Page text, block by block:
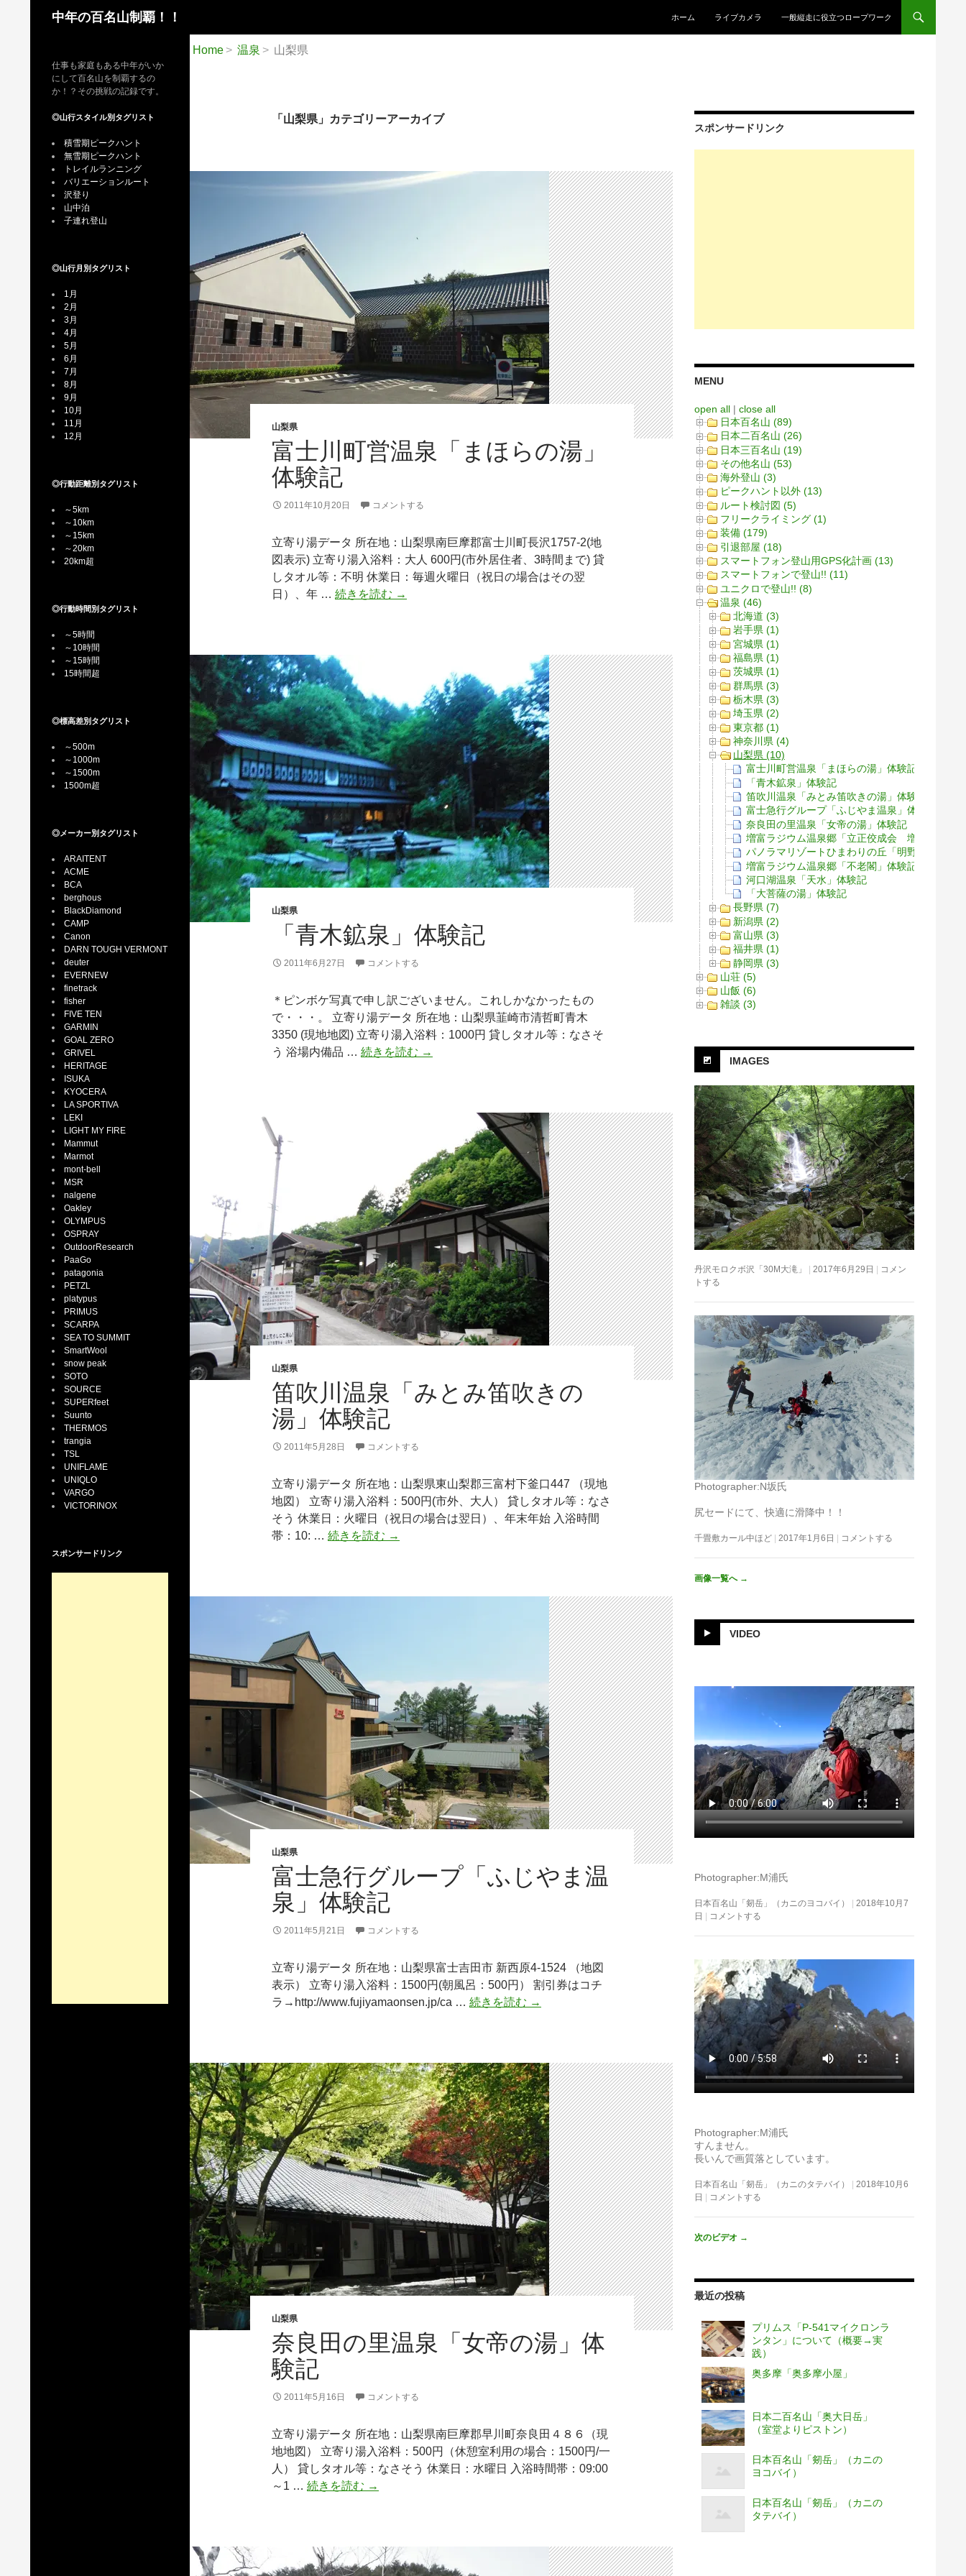
中年の百名山制覇！！
ホーム
ライブカメラ 一般縦走に役立つロープワーク
Home 温泉 山梨県
「山梨県」カテゴリーアーカイブ
山梨県
富士川町営温泉「まほらの湯」
体験記
2011年10月20日 コメントする
立寄り湯データ 所在地：山梨県南巨摩郡富士川町長沢1757-2(地
図表示) 立寄り湯入浴料：大人 600円(市外居住者、3時間まで) 貸
しタオル等：不明 休業日：毎週火曜日（祝日の場合はその翌
日）、年 … 続きを読む 富
「ま
ほ
ら
の
湯」
体
験
記
→
山梨県
「青木鉱泉」体験記
2011年6月27日 コメントする
＊ピンボケ写真で申し訳ございません。これしかなかったもの
で・・・。 立寄り湯データ 所在地：山梨県韮崎市清哲町青木
3350 (現地地図) 立寄り湯入浴料：1000円 貸しタオル等：なさそ
う 浴場内備品 … 続きを読む 「青
→
山梨県
笛吹川温泉「みとみ笛吹きの
湯」体験記
2011年5月28日 コメントする
立寄り湯データ 所在地：山梨県東山梨郡三富村下釜口447 （現地
地図） 立寄り湯入浴料：500円(市外、大人） 貸しタオル等：なさ
そう 休業日：火曜日（祝日の場合は翌日）、年末年始 入浴時間
帯：10: … 続きを読む 笛
き
の
湯」
体
験
記
→
山梨県
富士急行グループ「ふじやま温
泉」体験記
2011年5月21日 コメントする
立寄り湯データ 所在地：山梨県富士吉田市 新西原4-1524 （地図
表示） 立寄り湯入浴料：1500円(朝風呂：500円） 割引券はコチ
ラ→http://www.fujiyamaonsen.jp/ca … 続きを読む 富
グ
ル
ー
プ
「ふ
じ
や
ま
温
泉」
体
験
記
→
山梨県
奈良田の里温泉「女帝の湯」体
験記
2011年5月16日 コメントする
立寄り湯データ 所在地：山梨県南巨摩郡早川町奈良田４８６（現
地地図） 立寄り湯入浴料：500円（休憩室利用の場合：1500円/一
人） 貸しタオル等：なさそう 休業日：水曜日 入浴時間帯：09:00
～1 … 続きを読む 奈
里
温
→
スポンサードリンク
MENU
open all | close all
日本百名山 (89)
日本二百名山 (26)
日本三百名山 (19)
その他名山 (53)
海外登山 (3)
ピークハント以外 (13)
ルート検討図 (5)
フリークライミング (1)
装備 (179)
引退部屋 (18)
スマートフォン登山用GPS化計画 (13)
スマートフォンで登山!! (11)
ユニクロで登山!! (8)
温泉 (46)
北海道 (3)
岩手県 (1)
宮城県 (1)
福島県 (1)
茨城県 (1)
群馬県 (3)
栃木県 (3)
埼玉県 (2)
東京都 (1)
神奈川県 (4)
山梨県 (10)
富士川町営温泉「まほらの湯」体験記
「青木鉱泉」体験記
笛吹川温泉「みとみ笛吹きの湯」体験記
富士急行グループ「ふじやま温泉」体験記
奈良田の里温泉「女帝の湯」体験記
増富ラジウム温泉郷「立正佼成会 増富佼成寮
パノラマリゾートひまわりの丘「明野温泉 太
増富ラジウム温泉郷「不老閣」体験記
河口湖温泉「天水」体験記
「大菩薩の湯」体験記
長野県 (7)
新潟県 (2)
富山県 (3)
福井県 (1)
静岡県 (3)
山荘 (5)
山飯 (6)
雑談 (3)
IMAGES
丹沢モロクボ沢「30M大滝」 2017年6月29日
コメン
トする
Photographer:N坂氏
尻セードにて、快適に滑降中！！
千畳敷カール中ほど 2017年1月6日 コメントする
画像一覧へ →
VIDEO
Photographer:M浦氏
日本百名山「剱岳」（カニのヨコバイ）
2018年10月7
日
コメントする
Photographer:M浦氏
すんません。
長いんで画質落としています。
日本百名山「剱岳」（カニのタテバイ）
2018年10月6
日
コメントする
次のビデオ →
最近の投稿
プリムス「P-541マイクロンラ
ンタン」について（概要→実
践）
奥多摩「奥多摩小屋」
日本二百名山「奥大日岳」
（室堂よりピストン）
日本百名山「剱岳」（カニの
ヨコバイ）
日本百名山「剱岳」（カニの
タテバイ）
仕事も家庭もある中年がいか
にして百名山を制覇するの
か！？その挑戦の記録です。
◎山行スタイル別タグリスト
積雪期ピークハント
無雪期ピークハント
トレイルランニング
バリエーションルート
沢登り
山中泊
子連れ登山
◎山行月別タグリスト
1月
2月
3月
4月
5月
6月
7月
8月
9月
10月
11月
12月
◎行動距離別タグリスト
～5km
～10km
～15km
～20km
20km超
◎行動時間別タグリスト
～5時間
～10時間
～15時間
15時間超
◎標高差別タグリスト
～500m
～1000m
～1500m
1500m超
◎メーカー別タグリスト
ARAITENT
ACME
BCA
berghous
BlackDiamond
CAMP
Canon
DARN TOUGH VERMONT
deuter
EVERNEW
finetrack
fisher
FIVE TEN
GARMIN
GOAL ZERO
GRIVEL
HERITAGE
ISUKA
KYOCERA
LA SPORTIVA
LEKI
LIGHT MY FIRE
Mammut
Marmot
mont-bell
MSR
nalgene
Oakley
OLYMPUS
OSPRAY
OutdoorResearch
PaaGo
patagonia
PETZL
platypus
PRIMUS
SCARPA
SEA TO SUMMIT
SmartWool
snow peak
SOTO
SOURCE
SUPERfeet
Suunto
THERMOS
trangia
TSL
UNIFLAME
UNIQLO
VARGO
VICTORINOX
スポンサードリンク